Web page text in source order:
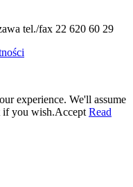
tel./fax 22 620 60 29
experience. We'll assume
if you wish.Accept Read